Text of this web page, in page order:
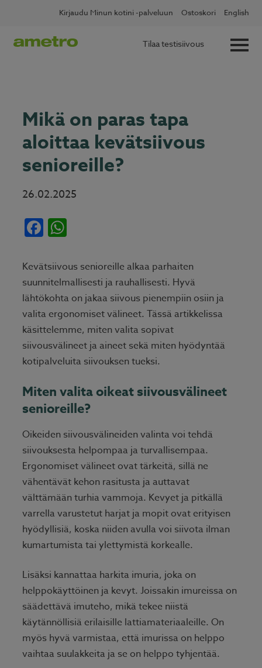
content
Kirjaudu Minun kotini -palveluun Ostoskori English
Tilaa testisiivous
Kotitalousvähennys nyt 60 % Lue lisää ✖
Mikä on paras tapa
aloittaa kevätsiivous
senioreille?
26.02.2025
Facebook
Kevätsiivous senioreille alkaa parhaiten
suunnitelmallisesti ja rauhallisesti. Hyvä
lähtökohta on jakaa siivous pienempiin osiin ja
valita ergonomiset välineet. Tässä artikkelissa
käsittelemme, miten valita sopivat
siivousvälineet ja aineet sekä miten hyödyntää
kotipalveluita siivouksen tueksi.
Miten valita oikeat siivousvälineet
senioreille?
Oikeiden siivousvälineiden valinta voi tehdä
siivouksesta helpompaa ja turvallisempaa.
Ergonomiset välineet ovat tärkeitä, sillä ne
vähentävät kehon rasitusta ja auttavat
välttämään turhia vammoja. Kevyet ja pitkällä
varrella varustetut harjat ja mopit ovat erityisen
hyödyllisiä, koska niiden avulla voi siivota ilman
kumartumista tai ylettymistä korkealle.
Lisäksi kannattaa harkita imuria, joka on
helppokäyttöinen ja kevyt. Joissakin imureissa on
säädettävä imuteho, mikä tekee niistä
käytännöllisiä erilaisille lattiamateriaaleille. On
myös hyvä varmistaa, että imurissa on helppo
vaihtaa suulakkeita ja se on helppo tyhjentää.